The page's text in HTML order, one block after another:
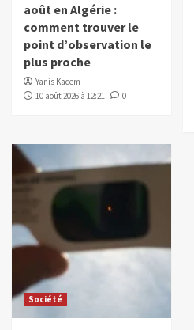
août en Algérie :
comment trouver le
point d’observation le
plus proche
Yanis Kacem
10 août 2026 à 12:21
0
Société